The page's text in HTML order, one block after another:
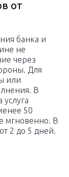
от
банка и
не
через
Для
или
В
50
мгновенно. В
2 до 5 дней.